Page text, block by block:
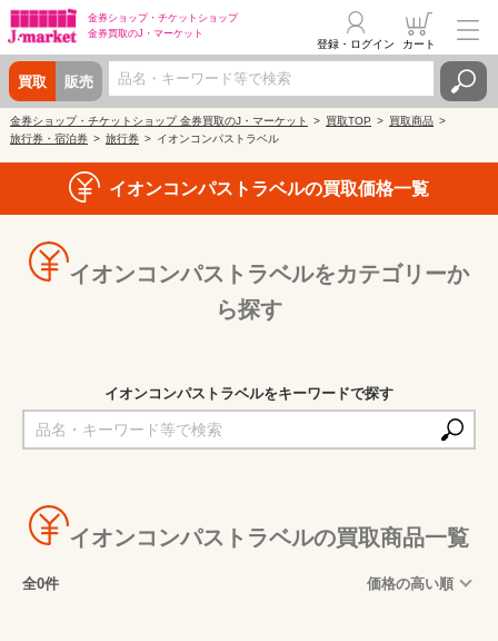
金券ショップ・ チケットショップ
金券買取のJ・マーケット
買取 販売
登録・ログイン カート
金券ショップ・チケットショップ 金券買取のJ・マーケット 買取TOP
買取商品
旅行券・宿泊券
旅行券 イオンコンパストラベル
イオンコンパストラベルの買取価格一覧
イオンコンパストラベルをカテゴリーか
ら探す
イオンコンパストラベルをキーワードで探す
イオンコンパストラベルの買取商品一覧
全0件 価格の高い順